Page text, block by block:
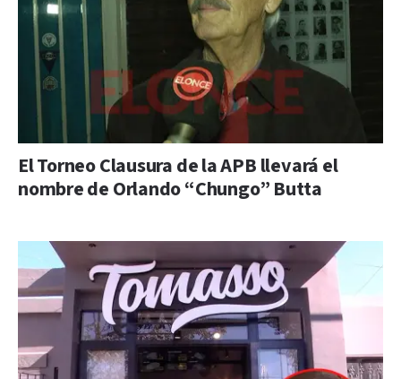
El Torneo Clausura de la APB llevará el
nombre de Orlando “Chungo” Butta